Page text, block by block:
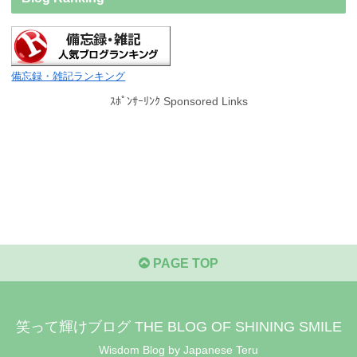
備忘録・雑記ランキング
ｽﾎﾟﾝｻｰﾘﾝｸ Sponsored Links
PAGE TOP
笑って輝けブログ THE BLOG OF SHINING SMILE
Wisdom Blog by Japanese Teru